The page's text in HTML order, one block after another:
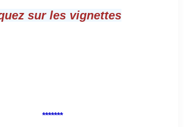
sur les vignettes
*******